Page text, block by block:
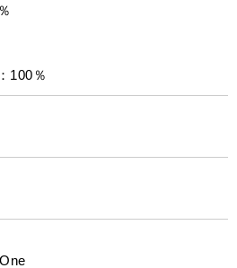
100％